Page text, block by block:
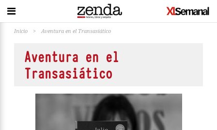
Inicio > Aventura en el Transasiático
Aventura en el
Transasiático